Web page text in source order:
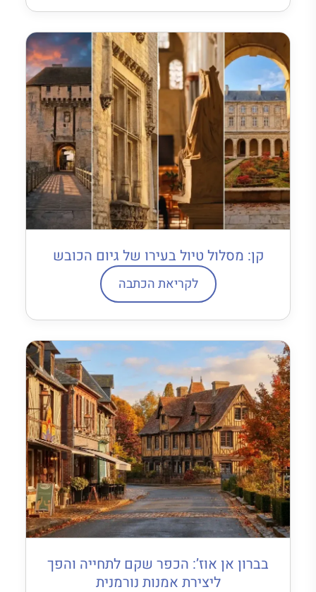
קן: מסלול טיול בעירו של גיום הכובש
לקריאת הכתבה
בברון אן אוז’: הכפר שקם לתחייה והפך
ליצירת אמנות נורמנית